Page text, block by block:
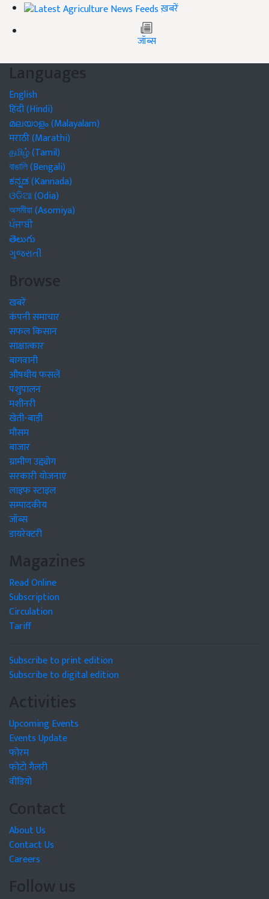
ख़बरें
जॉब्स
Languages
English
हिंदी (Hindi)
മലയാളം (Malayalam)
मराठी (Marathi)
தமிழ் (Tamil)
বাঙালি (Bengali)
ಕನ್ನಡ (Kannada)
ଓଡିଆ (Odia)
অসমীয়া (Asomiya)
ਪੰਜਾਬੀ
తెలుగు
ગુજરાતી
Browse
खबरें
कंपनी समाचार
सफल किसान
साक्षात्कार
बागवानी
औषधीय फसलें
पशुपालन
मशीनरी
खेती-बाड़ी
मौसम
बाजार
ग्रामीण उद्द्योग
सरकारी योजनाएं
लाइफ स्टाइल
सम्पादकीय
जॉब्स
डायरेक्टरी
Magazines
Read Online
Subscription
Circulation
Tariff
Subscribe to print edition
Subscribe to digital edition
Activities
Upcoming Events
Events Update
फोरम
फोटो गैलरी
वीडियो
Contact
About Us
Contact Us
Careers
Follow us